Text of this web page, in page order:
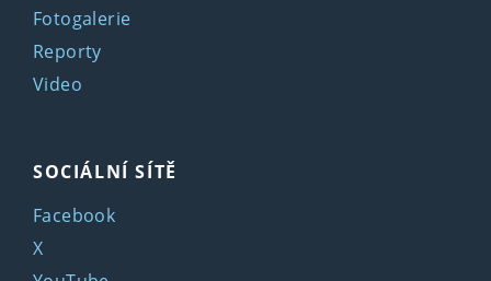
Fotogalerie
Reporty
Video
SOCIÁLNÍ SÍTĚ
Facebook
X